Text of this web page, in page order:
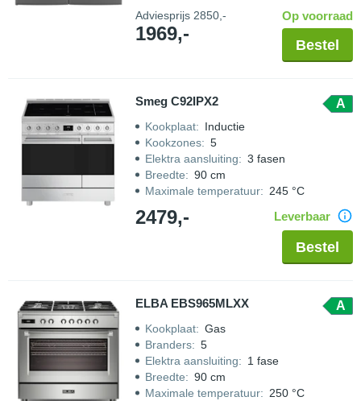
Adviesprijs 2850,-
1969,-
Op voorraad
Bestel
Smeg C92IPX2 A
Kookplaat: Inductie
Kookzones: 5
Elektra aansluiting: 3 fasen
Breedte: 90 cm
Maximale temperatuur: 245 °C
2479,- Leverbaar
Bestel
ELBA EBS965MLXX A
Kookplaat: Gas
Branders: 5
Elektra aansluiting: 1 fase
Breedte: 90 cm
Maximale temperatuur: 250 °C